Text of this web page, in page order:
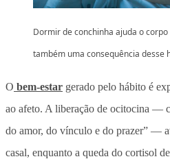
Dormir de conchinha ajuda o
também uma consequência desse
O bem-estar gerado pelo hábito é
ao afeto. A liberação de ocitocina —
do amor, do vínculo e do prazer” —
casal, enquanto a queda do cortisol